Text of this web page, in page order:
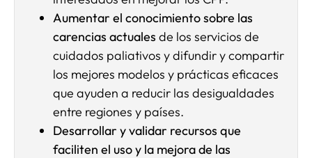
Aumentar el conocimiento sobre las
carencias actuales de los servicios de
cuidados paliativos y difundir y compartir
los mejores modelos y prácticas eficaces
que ayuden a reducir las desigualdades
entre regiones y países.
Desarrollar y validar recursos que
faciliten el uso y la mejora de las